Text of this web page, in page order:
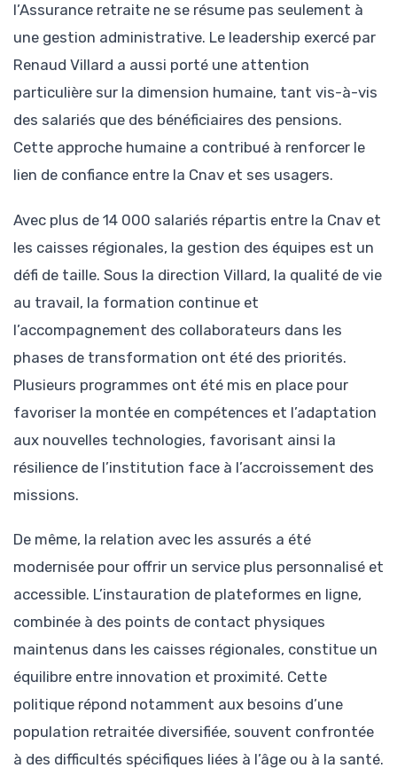
l’Assurance retraite ne se résume pas seulement à
une gestion administrative. Le leadership exercé par
Renaud Villard a aussi porté une attention
particulière sur la dimension humaine, tant vis-à-vis
des salariés que des bénéficiaires des pensions.
Cette approche humaine a contribué à renforcer le
lien de confiance entre la Cnav et ses usagers.
Avec plus de 14 000 salariés répartis entre la Cnav et
les caisses régionales, la gestion des équipes est un
défi de taille. Sous la direction Villard, la qualité de vie
au travail, la formation continue et
l’accompagnement des collaborateurs dans les
phases de transformation ont été des priorités.
Plusieurs programmes ont été mis en place pour
favoriser la montée en compétences et l’adaptation
aux nouvelles technologies, favorisant ainsi la
résilience de l’institution face à l’accroissement des
missions.
De même, la relation avec les assurés a été
modernisée pour offrir un service plus personnalisé et
accessible. L’instauration de plateformes en ligne,
combinée à des points de contact physiques
maintenus dans les caisses régionales, constitue un
équilibre entre innovation et proximité. Cette
politique répond notamment aux besoins d’une
population retraitée diversifiée, souvent confrontée
à des difficultés spécifiques liées à l’âge ou à la santé.